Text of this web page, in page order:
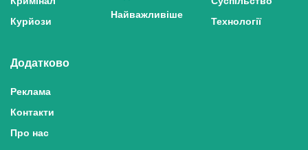
Курйози
Найважливіше
Технології
Додатково
Реклама
Контакти
Про нас